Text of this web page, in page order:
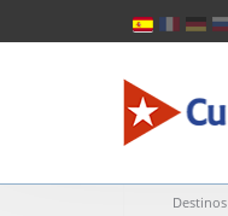
Destinos